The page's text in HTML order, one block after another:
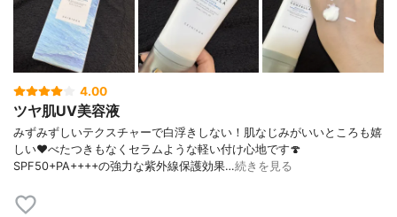
4.00
ツヤ肌UV美容液
みずみずしいテクスチャーで白浮きしない！肌なじみがいいところも嬉
しい♥べたつきもなくセラムような軽い付け心地です🍄
SPF50+PA++++の強力な紫外線保護効果…続きを見る